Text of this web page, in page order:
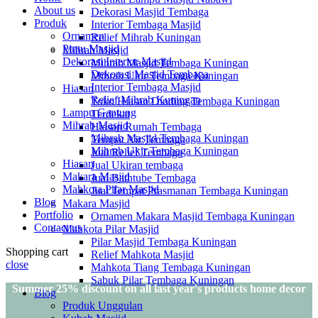
Dekorasi Masjid Tembaga
Interior Tembaga Masjid
Relief Mihrab Kuningan
Mihrab Masjid
Mihrab Masjid Tembaga Kuningan
Mihrab Ukir Tembaga Kuningan
Hiasan
Toko Hiasan Dinding Tembaga Kuningan
Terdekat
Hiasan Rumah Tembaga
Tempat Air Tembaga
Jual Relief Tembaga
Jual Ukiran tembaga
Jual Bathtube Tembaga
Jual Tempat Prasmanan Tembaga Kuningan
Makara Masjid
Ornamen Makara Masjid Tembaga Kuningan
Mahkota Pilar Masjid
Pilar Masjid Tembaga Kuningan
Relief Mahkota Masjid
Mahkota Tiang Tembaga Kuningan
Sabuk Pilar Tembaga Kuningan
Blog
Produk Unggulan
About us
Produk
Ornamen
Pintu Masjid
Dekorasi Interior Masjid
Dekorasi Masjid Tembaga
Interior Tembaga Masjid
Relief Mihrab Kuningan
Lampu Gantung
Mihrab Masjid
Mihrab Masjid Tembaga Kuningan
Mihrab Ukir Tembaga Kuningan
Hiasan
Makara Masjid
Mahkota Pilar Masjid
Blog
Portfolio
Contact us
Shopping cart
close
Summer 25% discount on all last year's products home decor